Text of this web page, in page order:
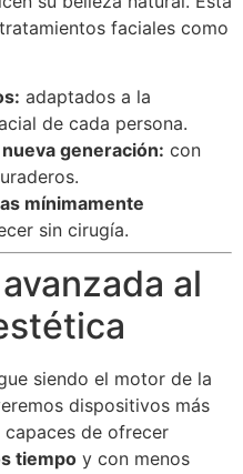
faciales como
adaptados a la
de cada persona.
generación: con
mínimamente
sin cirugía.
al
siendo el motor de la
dispositivos más
de ofrecer
tiempo y con menos